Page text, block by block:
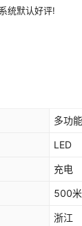
统默认好评!
多功
LED
充电
500
浙江